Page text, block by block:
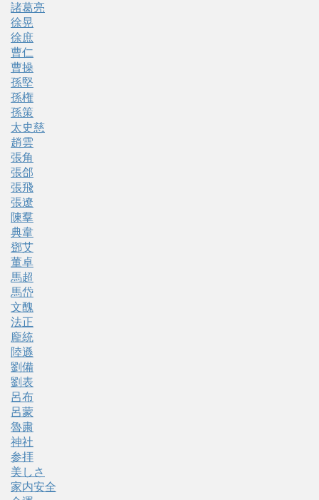
諸葛亮
徐晃
徐庶
曹仁
曹操
孫堅
孫権
孫策
太史慈
趙雲
張角
張郃
張飛
張遼
陳羣
典韋
鄧艾
董卓
馬超
馬岱
文醜
法正
龐統
陸遜
劉備
劉表
呂布
呂蒙
魯粛
神社
参拝
美しさ
家内安全